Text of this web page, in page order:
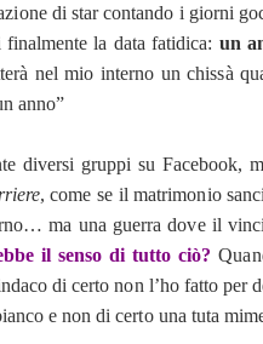
di star contando i giorni
la data fatidica: un
nel mio interno un chissà
anno”
diversi gruppi su Facebook,
, come se il matrimonio
ma una guerra dove il
il senso di tutto ciò?
di certo non l’ho fatto
e non di certo una tuta